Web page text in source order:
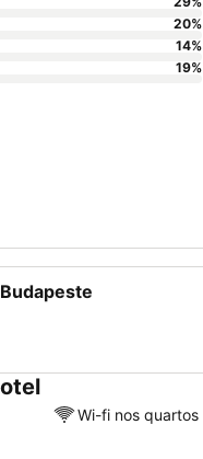
20%
14%
19%
Wi-fi nos quartos